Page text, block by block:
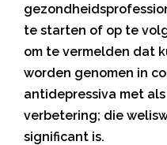
te starten of op te
om te vermelden dat
worden genomen in
antidepressiva met
verbetering; die
significant is.